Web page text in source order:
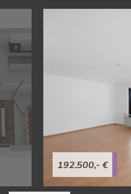
192.500,- €